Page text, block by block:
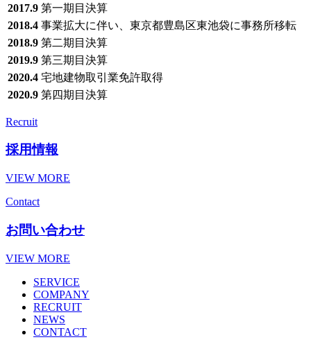
2017.9 第一期目決算
2018.4 事業拡大に伴い、東京都豊島区東池袋に事務所移転
2018.9 第二期目決算
2019.9 第三期目決算
2020.4 宅地建物取引業免許取得
2020.9 第四期目決算
Recruit
採用情報
VIEW MORE
Contact
お問い合わせ
VIEW MORE
SERVICE
COMPANY
RECRUIT
NEWS
CONTACT